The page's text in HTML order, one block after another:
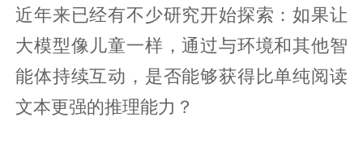
近年来已经有不少研究开始探索：如果让
大模型像儿童一样，通过与环境和其他智
能体持续互动，是否能够获得比单纯阅读
文本更强的推理能力？